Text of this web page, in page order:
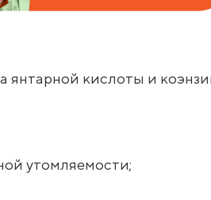
янтарной кислоты и
утомляемости;